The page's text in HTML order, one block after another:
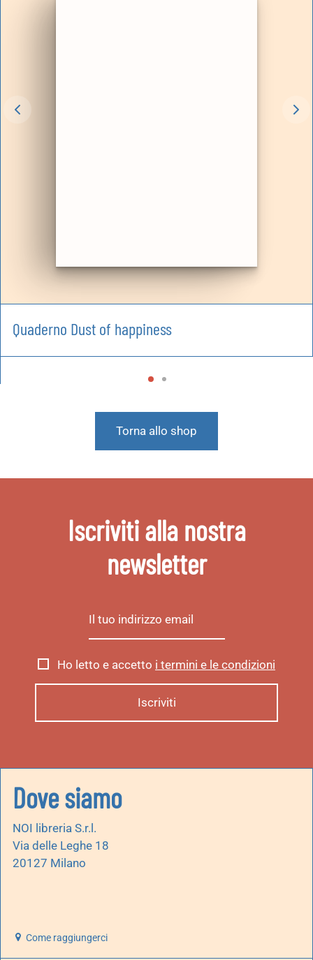
Quaderno Dust of happiness
Torna allo shop
Iscriviti alla nostra
newsletter
Ho letto e accetto i termini e le condizioni
Dove siamo
NOI libreria S.r.l.
Via delle Leghe 18
20127 Milano
Come raggiungerci